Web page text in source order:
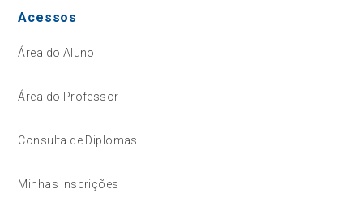
Acessos
Área do Aluno
Área do Professor
Consulta de Diplomas
Minhas Inscrições